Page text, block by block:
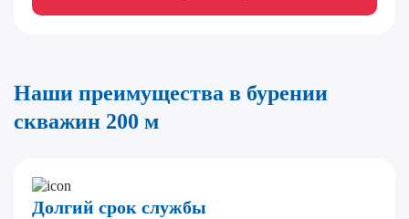
Наши преимущества в бурении
скважин 200 м
Долгий срок службы